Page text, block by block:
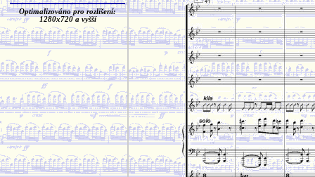
Optimalizováno pro rozlišení:
1280x720 a vyšší